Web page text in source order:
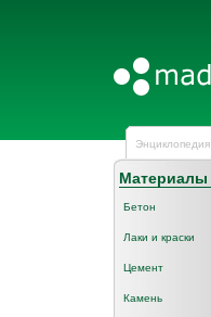
Энциклопедия
Материалы
Бетон
Лаки и краски
Цемент
Камень